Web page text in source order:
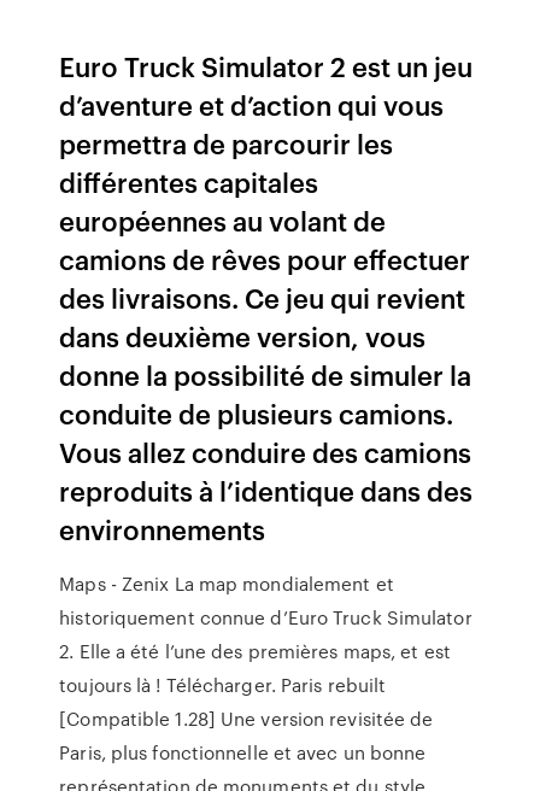
Euro Truck Simulator 2 est un jeu
d’aventure et d’action qui vous
permettra de parcourir les
différentes capitales
européennes au volant de
camions de rêves pour effectuer
des livraisons. Ce jeu qui revient
dans deuxième version, vous
donne la possibilité de simuler la
conduite de plusieurs camions.
Vous allez conduire des camions
reproduits à l’identique dans des
environnements
Maps - Zenix La map mondialement et
historiquement connue d’Euro Truck Simulator
2. Elle a été l’une des premières maps, et est
toujours là ! Télécharger. Paris rebuilt
[Compatible 1.28] Une version revisitée de
Paris, plus fonctionnelle et avec un bonne
représentation de monuments et du style